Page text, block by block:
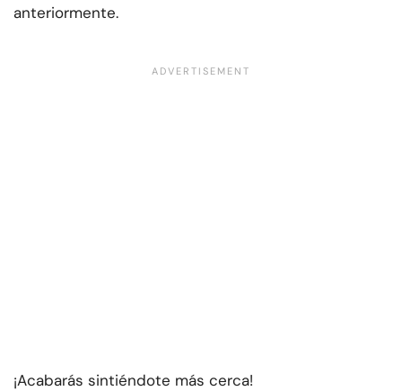
anteriormente.
¡Acabarás sintiéndote más cerca!